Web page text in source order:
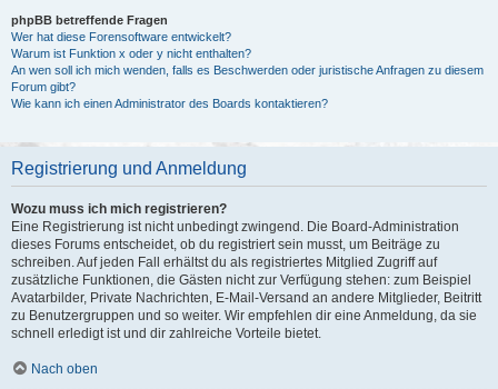
phpBB betreffende Fragen
Wer hat diese Forensoftware entwickelt?
Warum ist Funktion x oder y nicht enthalten?
An wen soll ich mich wenden, falls es Beschwerden oder juristische Anfragen zu diesem
Forum gibt?
Wie kann ich einen Administrator des Boards kontaktieren?
Registrierung und Anmeldung
Wozu muss ich mich registrieren?
Eine Registrierung ist nicht unbedingt zwingend. Die Board-Administration
dieses Forums entscheidet, ob du registriert sein musst, um Beiträge zu
schreiben. Auf jeden Fall erhältst du als registriertes Mitglied Zugriff auf
zusätzliche Funktionen, die Gästen nicht zur Verfügung stehen: zum Beispiel
Avatarbilder, Private Nachrichten, E-Mail-Versand an andere Mitglieder, Beitritt
zu Benutzergruppen und so weiter. Wir empfehlen dir eine Anmeldung, da sie
schnell erledigt ist und dir zahlreiche Vorteile bietet.
Nach oben